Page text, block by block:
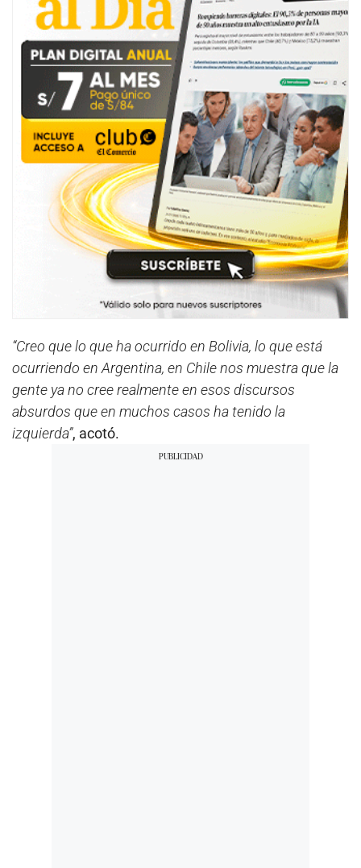
“Creo que lo que ha ocurrido en Bolivia, lo que está
ocurriendo en Argentina, en Chile nos muestra que la
gente ya no cree realmente en esos discursos
absurdos que en muchos casos ha tenido la
izquierda”, acotó.